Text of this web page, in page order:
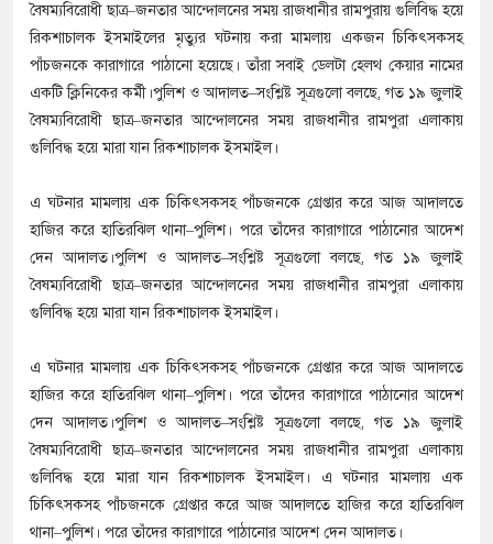
বৈষম্যবিরোধী ছাত্র–জনতার আন্দোলনের সময় রাজধানীর রামপুরায় গুলিবিদ্ধ হয়ে
রিকশাচালক ইসমাইলের মৃত্যুর ঘটনায় করা মামলায় একজন চিকিৎসকসহ
পাঁচজনকে কারাগারে পাঠানো হয়েছে। তাঁরা সবাই ডেলটা হেলথ কেয়ার নামের
একটি ক্লিনিকের কর্মী।পুলিশ ও আদালত–সংশ্লিষ্ট সূত্রগুলো বলছে, গত ১৯ জুলাই
বৈষম্যবিরোধী ছাত্র–জনতার আন্দোলনের সময় রাজধানীর রামপুরা এলাকায়
গুলিবিদ্ধ হয়ে মারা যান রিকশাচালক ইসমাইল।
এ ঘটনার মামলায় এক চিকিৎসকসহ পাঁচজনকে গ্রেপ্তার করে আজ আদালতে
হাজির করে হাতিরঝিল থানা–পুলিশ। পরে তাঁদের কারাগারে পাঠানোর আদেশ
দেন আদালত।পুলিশ ও আদালত–সংশ্লিষ্ট সূত্রগুলো বলছে, গত ১৯ জুলাই
বৈষম্যবিরোধী ছাত্র–জনতার আন্দোলনের সময় রাজধানীর রামপুরা এলাকায়
গুলিবিদ্ধ হয়ে মারা যান রিকশাচালক ইসমাইল।
এ ঘটনার মামলায় এক চিকিৎসকসহ পাঁচজনকে গ্রেপ্তার করে আজ আদালতে
হাজির করে হাতিরঝিল থানা–পুলিশ। পরে তাঁদের কারাগারে পাঠানোর আদেশ
দেন আদালত।পুলিশ ও আদালত–সংশ্লিষ্ট সূত্রগুলো বলছে, গত ১৯ জুলাই
বৈষম্যবিরোধী ছাত্র–জনতার আন্দোলনের সময় রাজধানীর রামপুরা এলাকায়
গুলিবিদ্ধ হয়ে মারা যান রিকশাচালক ইসমাইল। এ ঘটনার মামলায় এক
চিকিৎসকসহ পাঁচজনকে গ্রেপ্তার করে আজ আদালতে হাজির করে হাতিরঝিল
থানা–পুলিশ। পরে তাঁদের কারাগারে পাঠানোর আদেশ দেন আদালত।